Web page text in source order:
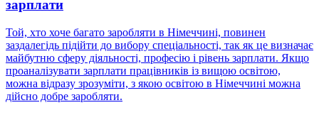
зарплати
Той, хто хоче багато заробляти в Німеччині, повинен
заздалегідь підійти до вибору спеціальності, так як це визначає
майбутню сферу діяльності, професію і рівень зарплати. Якщо
проаналізувати зарплати працівників із вищою освітою,
можна відразу зрозуміти, з якою освітою в Німеччині можна
дійсно добре заробляти.